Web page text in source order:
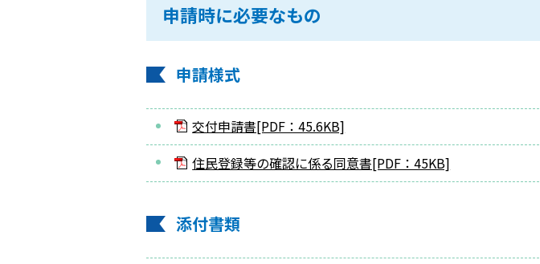
申請時に必要なもの
申請様式
交付申請書[PDF：45.6KB]
住民登録等の確認に係る同意書[PDF：45KB]
添付書類